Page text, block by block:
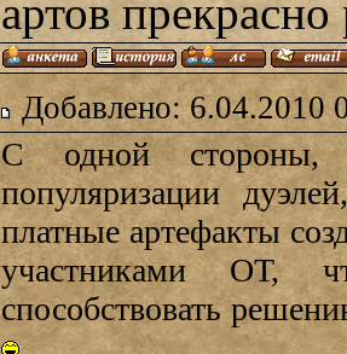
артов прекрасно
Добавлено: 6.04.2010
С одной
популяризации
платные артефакты
участниками ОТ,
способствовать